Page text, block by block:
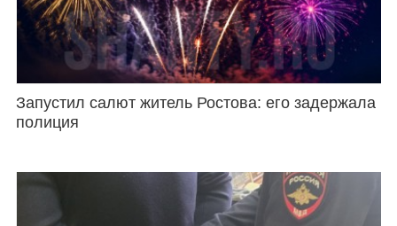
Запустил салют житель Ростова: его задержала
полиция